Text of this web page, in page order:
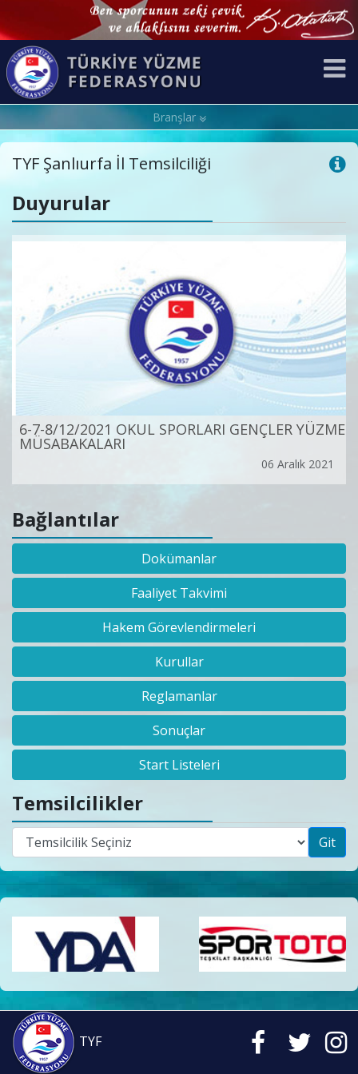
Branşlar
TYF Şanlıurfa İl Temsilciliği
Duyurular
6-7-8/12/2021 OKUL SPORLARI GENÇLER YÜZME
MÜSABAKALARI
06 Aralık 2021
Bağlantılar
Dokümanlar
Faaliyet Takvimi
Hakem Görevlendirmeleri
Kurullar
Reglamanlar
Sonuçlar
Start Listeleri
Temsilcilikler
Git
TYF